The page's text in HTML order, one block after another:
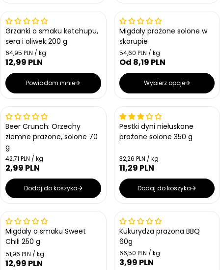
Wyprzedany
Grzanki o smaku ketchupu,
sera i oliwek 200 g
Cena jednostkowa
64,95 PLN / kg
Cena regularna
12,99 PLN
Powiadom mnie
Nowość
Migdały prażone solone w
skorupie
Cena jednostkowa
54,60 PLN / kg
Cena regularna
Od 8,19 PLN
Wybierz opcje
Beer Crunch: Orzechy
ziemne prażone, solone 70
g
Cena jednostkowa
42,71 PLN / kg
Cena regularna
2,99 PLN
Dodaj do koszyka
Pestki dyni niełuskane
prażone solone 350 g
Cena jednostkowa
32,26 PLN / kg
Cena regularna
11,29 PLN
Dodaj do koszyka
Migdały o smaku Sweet
Chili 250 g
Cena jednostkowa
51,96 PLN / kg
Cena regularna
12,99 PLN
Wyprzedany
Kukurydza prażona BBQ
60g
Cena jednostkowa
66,50 PLN / kg
Cena regularna
3,99 PLN